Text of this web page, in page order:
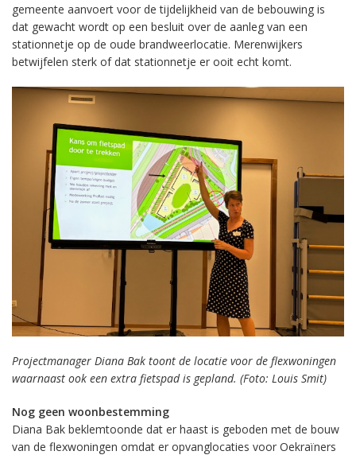
gemeente aanvoert voor de tijdelijkheid van de bebouwing is
dat gewacht wordt op een besluit over de aanleg van een
stationnetje op de oude brandweerlocatie. Merenwijkers
betwijfelen sterk of dat stationnetje er ooit echt komt.
Projectmanager Diana Bak toont de locatie voor de flexwoningen
waarnaast ook een extra fietspad is gepland. (Foto: Louis Smit)
Nog geen woonbestemming
Diana Bak beklemtoonde dat er haast is geboden met de bouw
van de flexwoningen omdat er opvanglocaties voor Oekraïners